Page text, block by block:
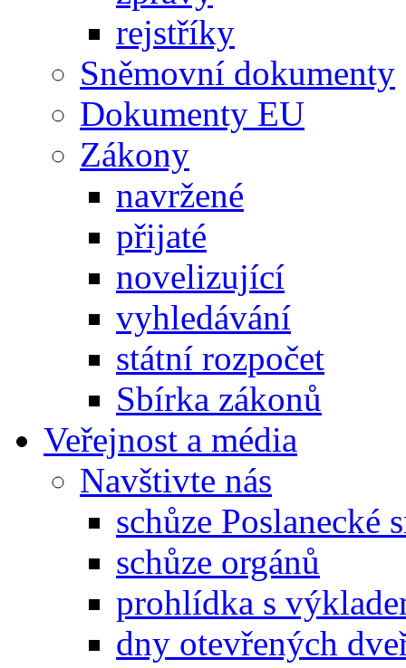
rejstříky
Sněmovní dokumenty
Dokumenty EU
Zákony
navržené
přijaté
novelizující
vyhledávání
státní rozpočet
Sbírka zákonů
Veřejnost a média
Navštivte nás
schůze Poslanecké
schůze orgánů
prohlídka s
dny otevřených